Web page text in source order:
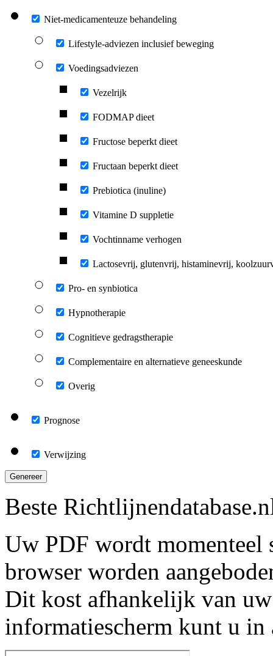
Niet-medicamenteuze behandeling
Lifestyle-adviezen inclusief beweging
Voedingsadviezen
Vezelrijk
FODMAP dieet
Fructose beperkt dieet
Fructaan beperkt dieet
Prebiotica (inuline)
Vitamine D suppletie
Vochtinname verhogen
Lactosevrij, glutenvrij, histaminevrij,
Pro- en synbiotica
Hypnotherapie
Cognitieve gedragstherapie
Complementaire en alternatieve geneeskunde
Overig
Prognose
Verwijzing
Genereer
Beste
Uw PDF wordt momenteel
browser worden
Dit kost afhankelijk van
informatiescherm kunt u